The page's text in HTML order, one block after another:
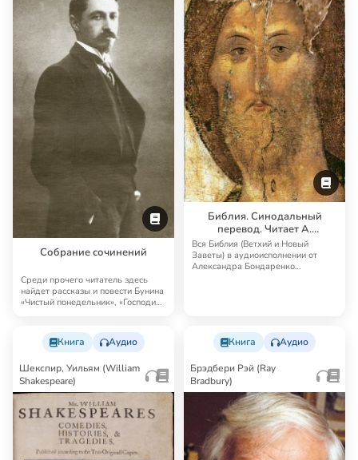
Собрание сочинений
Среди прочего читатель здесь
найдет рассказы и повести Бунина
«Чистый понедельник», «Господин
Библия. Синодальный
перевод. Читает А.
Бондаренко и И.
Прудовский
Вся Библия (Ветхий и Новый
Заветы) в аудиоисполнении от
Александра Бондаренко
Книга Аудио
Шекспир, Уильям (William
Shakespeare)
Книга Аудио
Брэдбери Рэй (Ray
Bradbury)